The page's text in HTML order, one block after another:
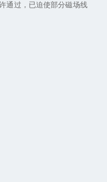
通过，已迫使部分磁场线